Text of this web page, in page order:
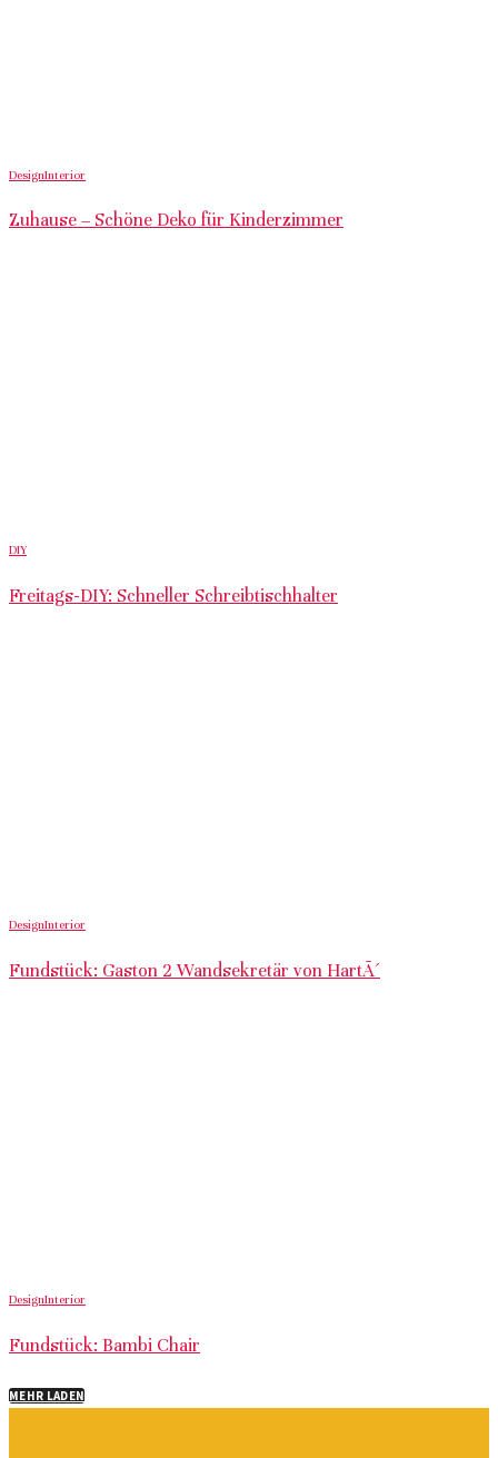
DesignInterior
Zuhause – Schöne Deko für Kinderzimmer
DIY
Freitags-DIY: Schneller Schreibtischhalter
DesignInterior
Fundstück: Gaston 2 Wandsekretär von HartÃ´
DesignInterior
Fundstück: Bambi Chair
MEHR LADEN